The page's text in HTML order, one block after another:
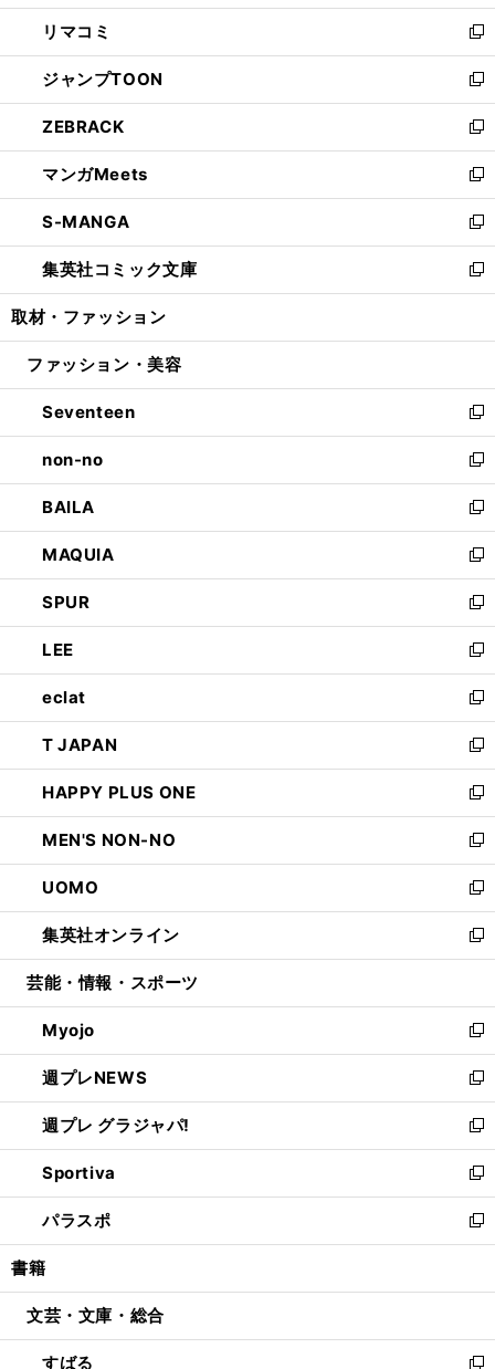
ウ
で
開
く
ン
ド
ウ
で
開
く
ウ
ィ
ン
ド
ウ
で
開
く
し
い
ウ
ィ
ン
ド
ウ
で
開
く
リマコミ
新
し
い
ウ
ィ
ン
ド
ウ
で
開
く
ジャンプTOON
新
し
い
ウ
ィ
ン
ド
ウ
で
開
ZEBRACK
新
し
い
ウ
ィ
ン
ド
ウ
開
マンガMeets
新
し
い
ウ
ィ
ン
ウ
開
く
S-MANGA
新
し
い
ウ
ン
ウ
で
開
く
集英社コミック文庫
新
し
ウ
ン
ド
ウ
で
開
く
取材・ファッション
ファッション・美容
Seventeen
新
し
い
ウ
ィ
ン
ド
ウ
で
開
く
non-no
新
し
い
ウ
ィ
ン
ド
ウ
で
開
く
BAILA
新
し
い
ウ
ィ
ン
ド
ウ
で
開
く
MAQUIA
新
し
い
ウ
ィ
ン
ド
ウ
で
開
く
SPUR
新
し
い
ウ
ィ
ン
ド
ウ
で
開
く
LEE
新
し
い
ウ
ィ
ン
ド
ウ
で
開
く
eclat
新
し
い
ウ
ィ
ン
ド
ウ
で
開
く
T JAPAN
新
し
い
ウ
ィ
ン
ド
ウ
で
開
HAPPY PLUS ONE
新
し
い
ウ
ィ
ン
ド
ウ
開
く
MEN'S NON-NO
新
し
い
ウ
ィ
ン
ウ
で
開
く
UOMO
新
し
い
ウ
ン
ド
ウ
で
開
く
集英社オンライン
新
し
ウ
ィ
ン
ド
ウ
で
開
く
芸能・情報・スポーツ
Myojo
新
し
い
ウ
ィ
ン
ド
ウ
で
開
週プレNEWS
新
し
い
ウ
ィ
ン
ド
ウ
開
週プレ グラジャパ!
新
し
い
ウ
ィ
ン
ウ
開
く
Sportiva
新
し
い
ウ
ン
ウ
で
パラスポ
新
し
ウ
ン
ド
書籍
文芸・文庫・総合
すばる